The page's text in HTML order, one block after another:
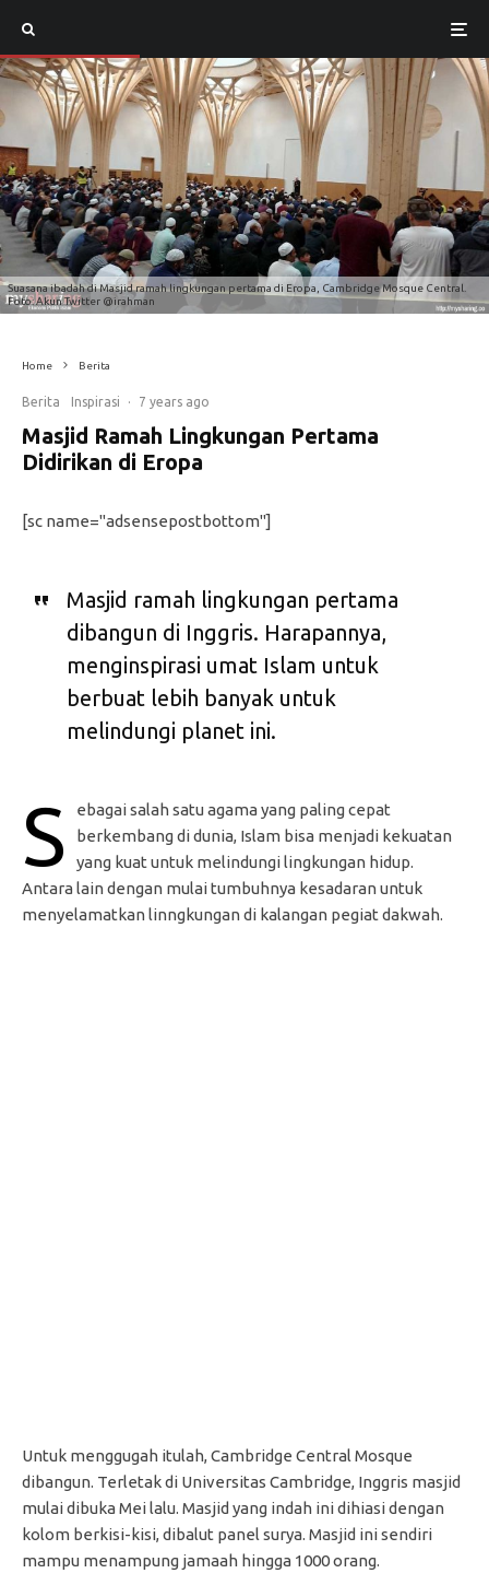
Suasana ibadah di Masjid ramah lingkungan pertama di Eropa, Cambridge Mosque Central.
Foto: Akun Twitter @irahman
Home Berita
Berita Inspirasi · 7 years ago
Masjid Ramah Lingkungan Pertama
Didirikan di Eropa
[sc name="adsensepostbottom"]
Masjid ramah lingkungan pertama
dibangun di Inggris. Harapannya,
menginspirasi umat Islam untuk
berbuat lebih banyak untuk
melindungi planet ini.
S
ebagai salah satu agama yang paling cepat
berkembang di dunia, Islam bisa menjadi kekuatan
yang kuat untuk melindungi lingkungan hidup.
Antara lain dengan mulai tumbuhnya kesadaran untuk
menyelamatkan linngkungan di kalangan pegiat dakwah.
Untuk menggugah itulah, Cambridge Central Mosque
dibangun. Terletak di Universitas Cambridge, Inggris masjid
mulai dibuka Mei lalu. Masjid yang indah ini dihiasi dengan
kolom berkisi-kisi, dibalut panel surya. Masjid ini sendiri
mampu menampung jamaah hingga 1000 orang.